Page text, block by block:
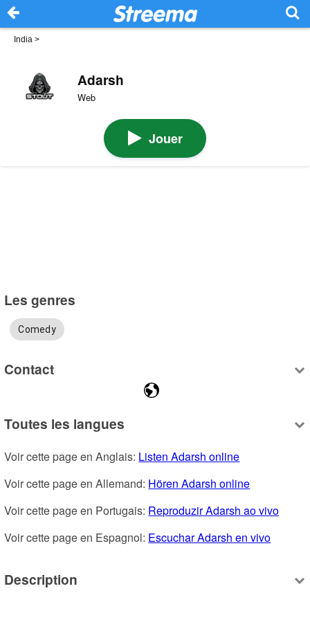
India >
Adarsh
Web
Jouer
Les genres
Comedy
Contact
Toutes les langues
Voir cette page en Anglais: Listen Adarsh online
Voir cette page en Allemand: Hören Adarsh online
Voir cette page en Portugais: Reproduzir Adarsh ao vivo
Voir cette page en Espagnol: Escuchar Adarsh en vivo
Description